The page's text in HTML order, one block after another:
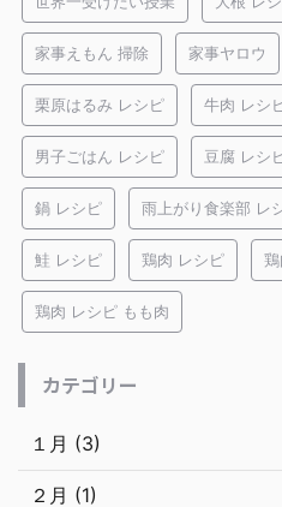
家事えもん 掃除 家事ヤロウ
栗原はるみ レシピ 牛肉 レシ
男子ごはん レシピ 豆腐 レシ
鍋 レシピ 雨上がり食楽部 レ
鮭 レシピ 鶏肉 レシピ
鶏肉 レシピ もも肉
カテゴリー
１月 (3)
２月 (1)